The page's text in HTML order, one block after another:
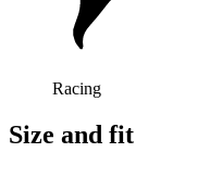
Racing
Size and fit